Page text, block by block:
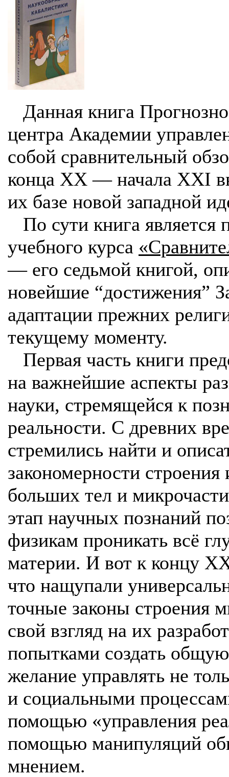
Данная книга
центра Академии
собой сравнительный
конца XX — начала XXI
их базе новой западной
По сути книга является
учебного курса
— его седьмой книгой,
новейшие “достижения”
адаптации прежних
текущему моменту.
Первая часть книги
на важнейшие аспекты
науки, стремящейся к
реальности. С древних
стремились найти и
закономерности строения
больших тел и
этап научных познаний
физикам проникать всё
материи. И вот к концу
что нащупали
точные законы строения
свой взгляд на их
попытками создать
желание управлять не
и социальными
помощью «управления
помощью манипуляций
мнением.